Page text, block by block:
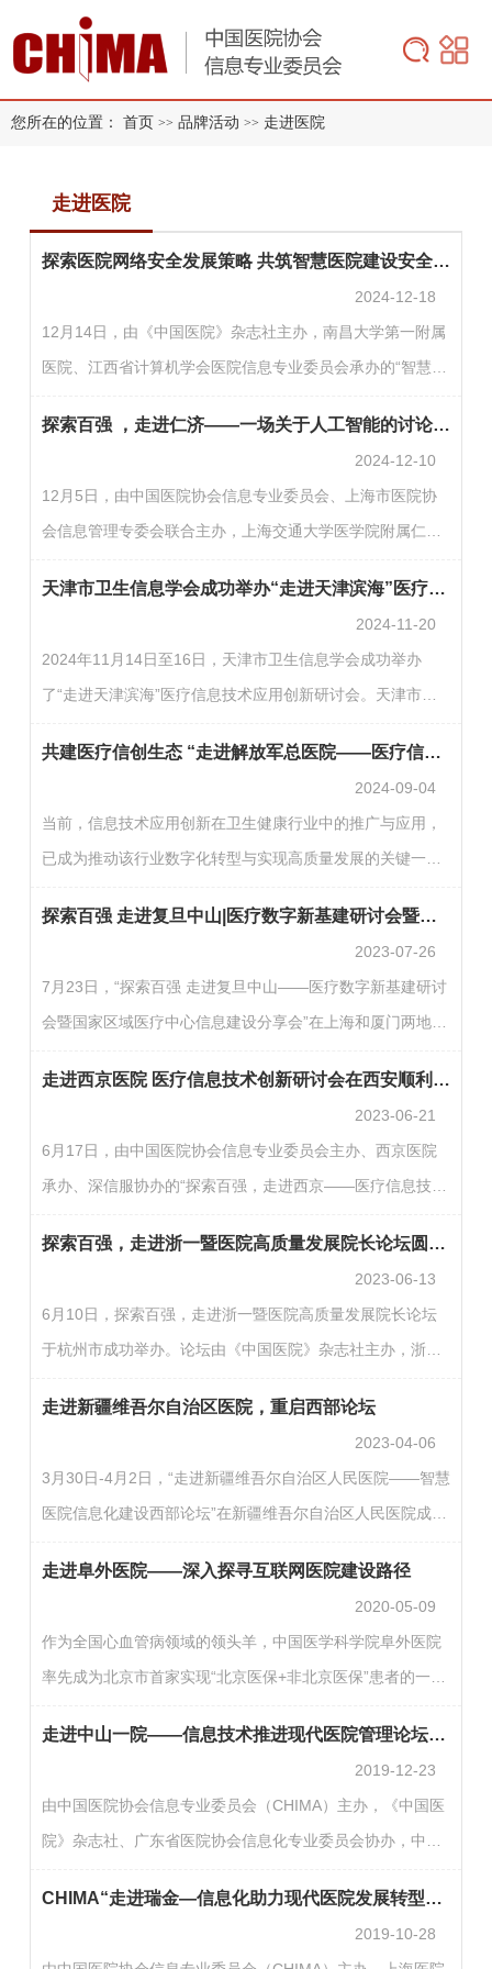
您所在的位置： 首页 >> 品牌活动 >> 走进医院
走进医院
探索医院网络安全发展策略 共筑智慧医院建设安全新未来
2024-12-18
12月14日，由《中国医院》杂志社主办，南昌大学第一附属
医院、江西省计算机学会医院信息专业委员会承办的“智慧医
的众多专家齐聚一堂，共同探讨智慧医院网络安全建设的宝
贵经验和创新实践，旨在探寻网络安全发展的最佳策略，共
筑智慧医院建设的安全新未来。南昌大学第一附属医院党委
委员喻本桐、江西省卫生健康委规划信息处副处长金磊以及
《中国医院》杂志社社长王才有分别发表了致辞。他们一
探索百强 ，走进仁济——一场关于人工智能的讨论风暴
2024-12-10
12月5日，由中国医院协会信息专业委员会、上海市医院协
会信息管理专委会联合主办，上海交通大学医学院附属仁济
息化建设”研讨会，在上海仁济医院圆满召开。全国上百家医
院代表共同参会，数位医疗信息化领域专家发表主旨演讲，
聚焦研讨包括人工智能、云计算、大数据等创新技术在智慧
医疗领域的应用实践与探索交流。本次研讨会由上海仁济医
院副院长王争主持。中国工程院院士、上海仁济医院院长夏
天津市卫生信息学会成功举办“走进天津滨海”医疗信息技术应用创新研讨会
2024-11-20
2024年11月14日至16日，天津市卫生信息学会成功举办
了“走进天津滨海”医疗信息技术应用创新研讨会。天津市卫
有主委出席会议并在大会开幕式致辞。天津市卫生信息学会
陈力会长、北京市卫生健康大数据与政策研究中心琚文胜主
任、天津市医学科学技术信息研究所孙建忠书记、天津市滨
海新区卫生健康委杨燕峰副主任、北京卫生信息技术协会沈
韬会长、中国医院协会信息专业委员会朱丽艳副秘书长、常
共建医疗信创生态 “走进解放军总医院——医疗信息技术应用创新研讨会”成功举办
2024-09-04
当前，信息技术应用创新在卫生健康行业中的推广与应用，
已成为推动该行业数字化转型与实现高质量发展的关键一
头单位，在信创领域进行了诸多有益的探索与实践。8月31
日，“走进解放军总医院——医疗信息技术应用创新研讨
会”成功举办，150余名医疗信息技术人员出席了本次会议，
共同探讨医疗信息技术的创新应用和生态建设。医疗行业广
泛关注如何通过政策推动、技术支撑、场景引领、综合保障
探索百强 走进复旦中山|医疗数字新基建研讨会暨国家区域医疗中心信息建设分享会顺利召开
2023-07-26
7月23日，“探索百强 走进复旦中山——医疗数字新基建研讨
会暨国家区域医疗中心信息建设分享会”在上海和厦门两地举
业委员会、华为技术有限公司、阿里云计算有限公司和熙牛
医疗科技有限公司等单位共同举办。实践分享 成果发布 参观
学习共建医院新基建上海会场以医疗数字新基建为主题，研
讨会由上海市卫生健康委员会办公室(信息化管理处)副主任
冯骏主持，近200名医院信息化同行和企业代表现场参会。
走进西京医院 医疗信息技术创新研讨会在西安顺利召开
2023-06-21
6月17日，由中国医院协会信息专业委员会主办、西京医院
承办、深信服协办的“探索百强，走进西京——医疗信息技术
信息中心主任李超，陕西省人民医院信息处处长陈航，西安
交通大学第一附属医院网络信息部主任卫荣主持。中国医院
协会信息专业委员会秘书长、中国人民解放军总医院信息科
主任刘敏超，陕西省卫生健康信息中心主任程谦克，中国电
子技术标准化研究院相关领导，空军军医大学第一附属医院
探索百强，走进浙一暨医院高质量发展院长论坛圆满落幕
2023-06-13
6月10日，探索百强，走进浙一暨医院高质量发展院长论坛
于杭州市成功举办。论坛由《中国医院》杂志社主办，浙江
办，知名院士专家、全国顶尖三甲医院党委书记、院长等医
疗行业专家学者齐聚一堂，共话智慧医院建设和高质量发
展，共同助推医疗行业数字化转型。浙江大学医学院附属第
一医院院长、党委副书记黄河，浙江省医院协会会长马伟杭
主持活动。浙江大学医学院附属第一医院院长、党委副书记
走进新疆维吾尔自治区医院，重启西部论坛
2023-04-06
3月30日-4月2日，“走进新疆维吾尔自治区人民医院——智慧
医院信息化建设西部论坛”在新疆维吾尔自治区人民医院成功
维吾尔自治区人民医院和新疆医学会卫生健康统计与信息专
业委员会承办，旨在进一步加强全疆信息化建设，加快发
展“互联网+医疗健康”，共同探讨智慧医疗新趋势，交流智慧
医院建设创新经验，赋能公立医院高质量发展。来自北京、
上海、四川、湖南、浙江、福建等内地知名医院的信息化
走进阜外医院——深入探寻互联网医院建设路径
2020-05-09
作为全国心血管病领域的领头羊，中国医学科学院阜外医院
率先成为北京市首家实现“北京医保+非北京医保”患者的一体
晚举办的第七期CHIMA大讲堂走进阜外医院，对其互联网医
院建设进行全面解读。本期大讲堂由阜外医院副院长赵韡担
任主持人，医院医务处处长、门诊部主任杨国胜，医保办副
主任鲁蓓，信息中心移动与大数据研发技术总监褚丹奇，信
息中心主任助理韩作为担任嘉宾，分别从监管、医保、研发
走进中山一院——信息技术推进现代医院管理论坛顺利召开
2019-12-23
由中国医院协会信息专业委员会（CHIMA）主办，《中国医
院》杂志社、广东省医院协会信息化专业委员会协办，中山
医院管理论坛”于2019年12月21日在广州召开。会议由广州
市卫生信息中心主任高昭昇主持。CHIMA主委王才有介绍了
CHIMA“走进瑞金—信息化助力现代医院发展转型论坛”在上海召开
2019-10-28